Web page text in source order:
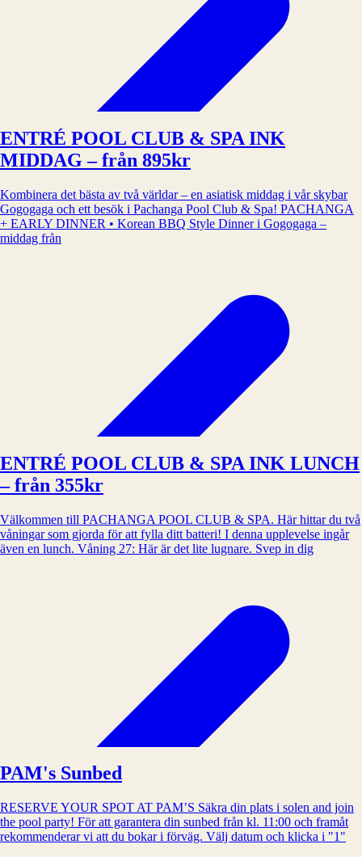
ENTRÉ POOL CLUB & SPA INK
MIDDAG – från 895kr
Kombinera det bästa av två världar – en asiatisk middag i vår skybar
Gogogaga och ett besök i Pachanga Pool Club & Spa! PACHANGA
+ EARLY DINNER • Korean BBQ Style Dinner i Gogogaga –
middag från
ENTRÉ POOL CLUB & SPA INK LUNCH
– från 355kr
Välkommen till PACHANGA POOL CLUB & SPA. Här hittar du två
våningar som gjorda för att fylla ditt batteri! I denna upplevelse ingår
även en lunch. Våning 27: Här är det lite lugnare. Svep in dig
PAM's Sunbed
RESERVE YOUR SPOT AT PAM’S Säkra din plats i solen and join
the pool party! För att garantera din sunbed från kl. 11:00 och framåt
rekommenderar vi att du bokar i förväg. Välj datum och klicka i "1"